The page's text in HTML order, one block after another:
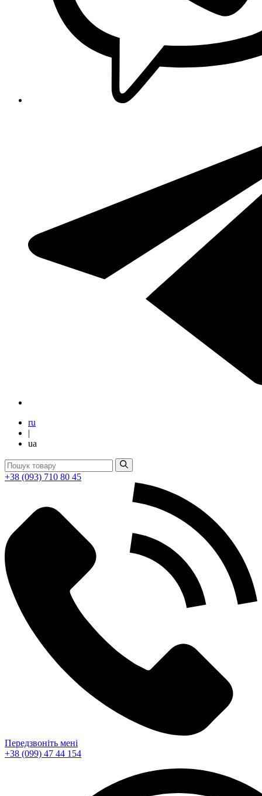
ru
|
ua
+38 (093) 710 80 45
Передзвоніть мені
+38 (099) 47 44 154